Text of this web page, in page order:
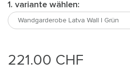
1. variante wählen:
221.00 CHF